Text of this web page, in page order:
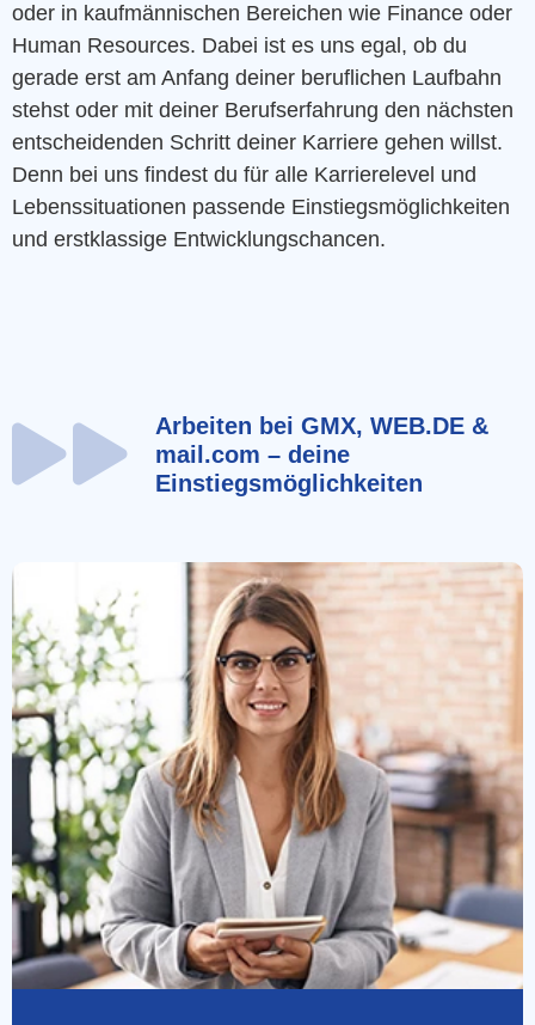
oder in kaufmännischen Bereichen wie Finance oder
Human Resources. Dabei ist es uns egal, ob du
gerade erst am Anfang deiner beruflichen Laufbahn
stehst oder mit deiner Berufserfahrung den nächsten
entscheidenden Schritt deiner Karriere gehen willst.
Denn bei uns findest du für alle Karrierelevel und
Lebenssituationen passende Einstiegsmöglichkeiten
und erstklassige Entwicklungschancen.
Arbeiten bei GMX, WEB.DE &
mail.com – deine
Einstiegsmöglichkeiten